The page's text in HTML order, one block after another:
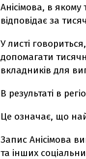
Анісімова, в
відповідає за
У листі
допомагати
вкладників для
В результаті в
Це означає, що
Запис Анісімова
та інших